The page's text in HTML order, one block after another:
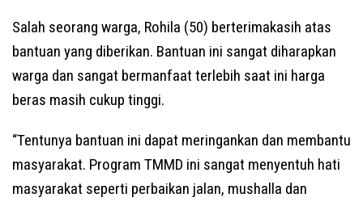
Salah seorang warga, Rohila (50) berterimakasih atas
bantuan yang diberikan. Bantuan ini sangat diharapkan
warga dan sangat bermanfaat terlebih saat ini harga
beras masih cukup tinggi.
“Tentunya bantuan ini dapat meringankan dan membantu
masyarakat. Program TMMD ini sangat menyentuh hati
masyarakat seperti perbaikan jalan, mushalla dan